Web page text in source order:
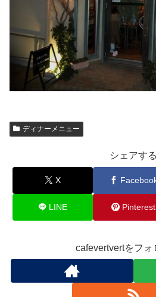
ディナーメニュー
シェアする
X
LINE Pinterest
cafevertvertをフォ